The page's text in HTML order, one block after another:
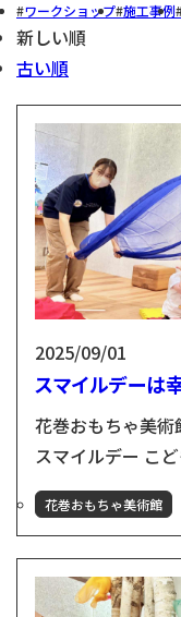
ワークショップ 施工事例
新しい順
古い順
2025/09/01
スマイルデーは
花巻おもちゃ美
スマイルデー こ
館。 館内はいつ
した。 ここはみ
はやっぱりスペ
ホスピスのみな
花巻おもちゃ美術館